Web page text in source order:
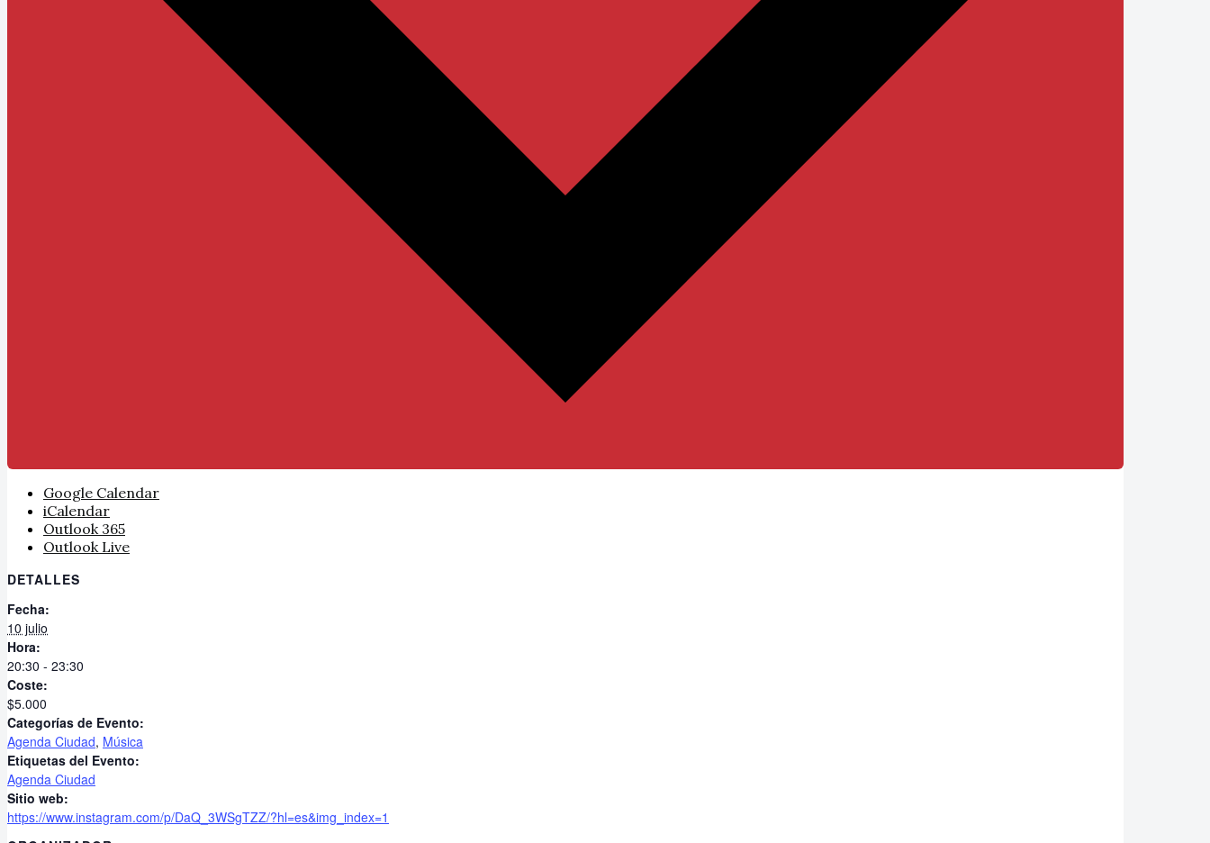
Google Calendar
iCalendar
Outlook 365
Outlook Live
DETALLES
Fecha:
10 julio
Hora:
20:30 - 23:30
Coste:
$5.000
Categorías de Evento:
Agenda Ciudad, Música
Etiquetas del Evento:
Agenda Ciudad
Sitio web:
https://www.instagram.com/p/DaQ_3WSgTZZ/?hl=es&img_index=1